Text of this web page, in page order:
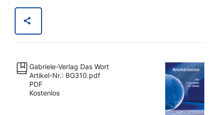
des
Menge
Gabriele-Verlag Das Wort
Artikel-Nr.: BG310.pdf
PDF
Kostenlos